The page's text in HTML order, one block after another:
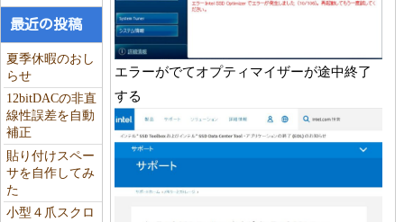
最近の投稿
夏季休暇のおし
らせ
12bitDACの非直
線性誤差を自動
補正
貼り付けスペー
サを自作してみ
た
小型４爪スクロ
エラーがでてオプティマイザーが途中終了
する